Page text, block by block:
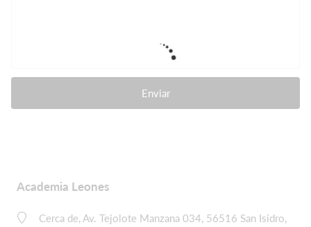
Enviar
Academia Leones
Cerca de, Av. Tejolote Manzana 034, 56516 San Isidro,